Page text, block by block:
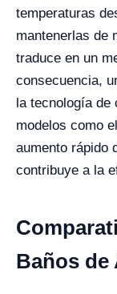
temperaturas
mantenerlas de
traduce en un
consecuencia,
la tecnología
modelos como
aumento rápido
contribuye a la
Baños de